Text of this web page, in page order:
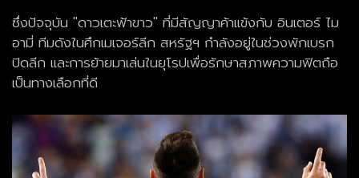
ซึ่งปัจจุบัน "ดาวเตะฟ้าขาว" ที่มีสัญญาค้าแข้งกับ อินเตอร์ ไม
อามี่ ทีมดังในศึกเมเจอร์ลีก สหรัฐฯ กำลังอยู่ในช่วงพักเบรก
ปิดลีก และการย้ายมาเล่นในยุโรปเพื่อรักษาสภาพความฟิตถือ
เป็นทางเลือกที่ดี